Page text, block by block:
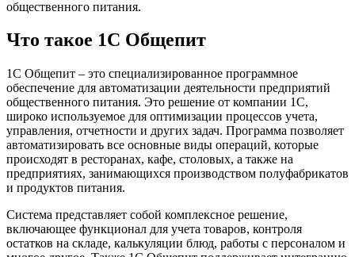
общественного питания.
Что такое 1С Общепит
1С Общепит – это специализированное программное
обеспечение для автоматизации деятельности предприятий
общественного питания. Это решение от компании 1С,
широко используемое для оптимизации процессов учета,
управления, отчетности и других задач. Программа позволяет
автоматизировать все основные виды операций, которые
происходят в ресторанах, кафе, столовых, а также на
предприятиях, занимающихся производством полуфабрикатов
и продуктов питания.
Система представляет собой комплексное решение,
включающее функционал для учета товаров, контроля
остатков на складе, калькуляции блюд, работы с персоналом и